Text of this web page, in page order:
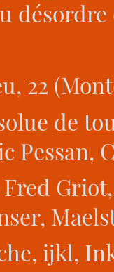
22
de
Pessan,
Griot,
ijkl,